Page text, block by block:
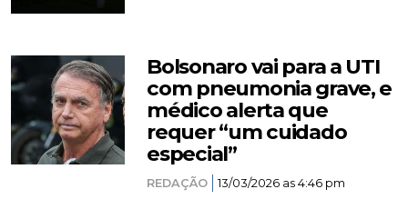
Bolsonaro vai para a UTI
com pneumonia grave, e
médico alerta que
requer “um cuidado
especial”
REDAÇÃO 13/03/2026 as 4:46 pm